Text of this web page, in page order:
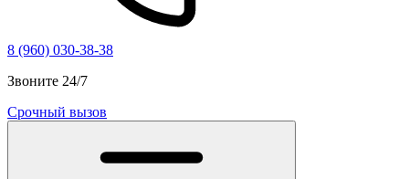
8 (960) 030-38-38
Звоните 24/7
Срочный вызов